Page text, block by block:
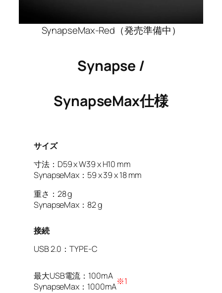
SynapseMax-Red（発売準備中）
Synapse /
SynapseMax仕様
サイズ
寸法：D59 x W39 x H10 mm
SynapseMax：59 x 39 x 18 mm
重さ：28 g
SynapseMax：82 g
接続
USB 2.0：TYPE-C
最大USB電流：100mA
SynapseMax：1000mA※1